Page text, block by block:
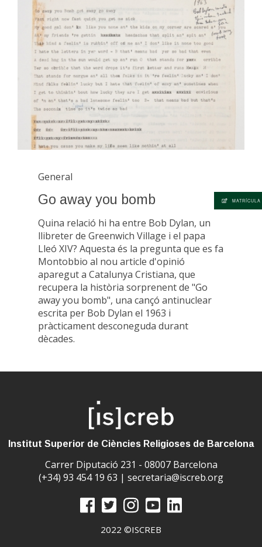
MATRÍCULA
General
Go away you bomb
Quina relació hi ha entre Bob Dylan, un
llibreter de Greenwich Village i el papa
Lleó XIV? Aquesta és la pregunta que es fa
Montobbio al nou article d'opinió
aparegut a Catalunya Cristiana, que
recupera la història sorprenent de "Go
away you bomb", una cançó antinuclear
escrita per Bob Dylan el 1963 i
pràcticament desconeguda durant
dècades.
Institut Superior de Ciències Religioses de Barcelona
Carrer Diputació 231 - 08007 Barcelona
(+34) 93 454 19 63 | secretaria@iscreb.org
2022 ©ISCREB